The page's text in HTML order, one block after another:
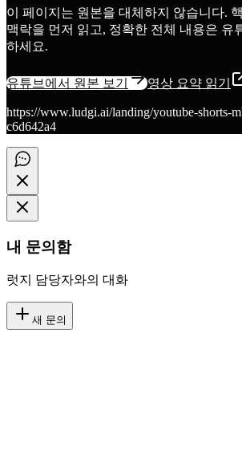
이 페이지는 원본을 대체하지 않습니다.
맥락을 먼저 읽고, 정확한 전체 내용은 유
하세요.
유튜브에서 원본 보기 영상 요약 읽기
https://www.ludgi.ai/landing/youtube-shorts-
c6d642a4
내 문의함
럿지 담당자와의 대화
새 문의